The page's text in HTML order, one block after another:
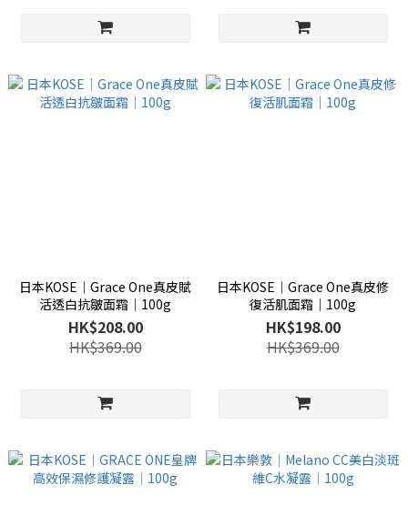
日本KOSE│Grace One真皮賦
活透白抗皺面霜│100g
HK$208.00
HK$369.00
日本KOSE│Grace One真皮修
復活肌面霜│100g
HK$198.00
HK$369.00